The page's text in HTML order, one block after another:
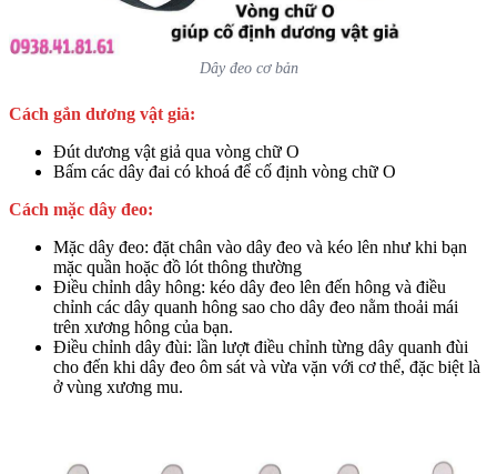
Dây đeo cơ bản
Cách gắn dương vật giả:
Đút dương vật giả qua vòng chữ O
Bấm các dây đai có khoá để cố định vòng chữ O
Cách mặc dây đeo:
Mặc dây đeo: đặt chân vào dây đeo và kéo lên như khi bạn
mặc quần hoặc đồ lót thông thường
Điều chỉnh dây hông: kéo dây đeo lên đến hông và điều
chỉnh các dây quanh hông sao cho dây đeo nằm thoải mái
trên xương hông của bạn.
Điều chỉnh dây đùi: lần lượt điều chỉnh từng dây quanh đùi
cho đến khi dây đeo ôm sát và vừa vặn với cơ thể, đặc biệt là
ở vùng xương mu.